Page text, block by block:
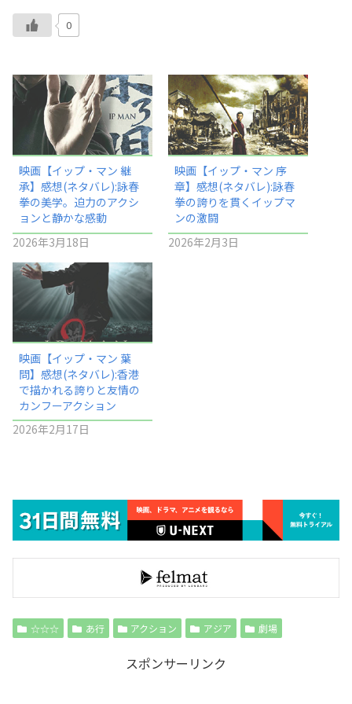
0
映画【イップ・マン 継
承】感想(ネタバレ):詠春
拳の美学。迫力のアクシ
ョンと静かな感動
2026年3月18日
映画【イップ・マン 序
章】感想(ネタバレ):詠春
拳の誇りを貫くイップマ
ンの激闘
2026年2月3日
映画【イップ・マン 葉
問】感想(ネタバレ):香港
で描かれる誇りと友情の
カンフーアクション
2026年2月17日
☆☆☆ あ行 アクション アジア 劇場
スポンサーリンク